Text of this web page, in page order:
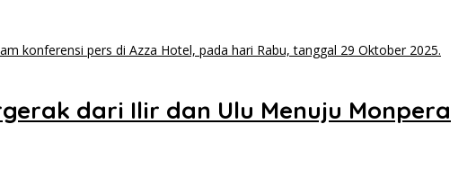
dari Ilir dan Ulu Menuju Monpera